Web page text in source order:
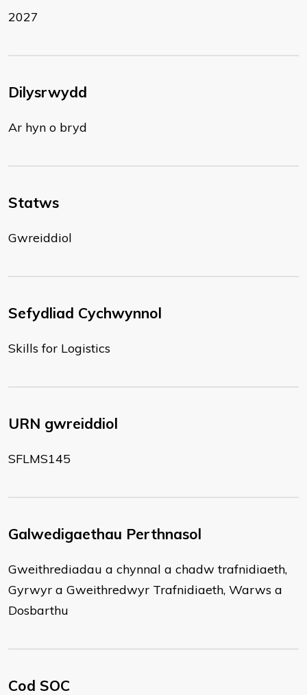
2027
Dilysrwydd
Ar hyn o bryd
Statws
Gwreiddiol
Sefydliad Cychwynnol
Skills for Logistics
URN gwreiddiol
SFLMS145
Galwedigaethau Perthnasol
Gweithrediadau a chynnal a chadw trafnidiaeth,
Gyrwyr a Gweithredwyr Trafnidiaeth, Warws a
Dosbarthu
Cod SOC